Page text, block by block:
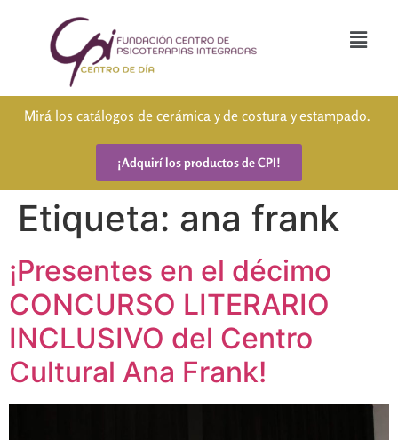
Mirá los catálogos de cerámica y de costura y estampado.
¡Adquirí los productos de CPI!
Etiqueta: ana frank
¡Presentes en el décimo
CONCURSO LITERARIO
INCLUSIVO del Centro
Cultural Ana Frank!